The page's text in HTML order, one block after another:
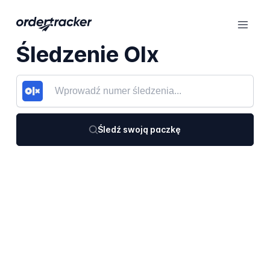
Śledzenie Olx
Śledź swoją paczkę